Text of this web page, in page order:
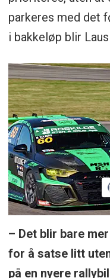
parkeres med det
i bakkeløp blir
– Det blir bare
for å satse litt
på en nyere